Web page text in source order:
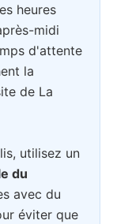
heures
midi
d'attente
la
de La
utilisez un
du
avec du
éviter que